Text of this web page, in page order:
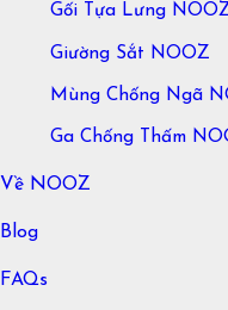
Gối Tựa Lưng
Giường Sắt NOOZ
Mùng Chống Ngã
Ga Chống Thấm
Về NOOZ
Blog
FAQs